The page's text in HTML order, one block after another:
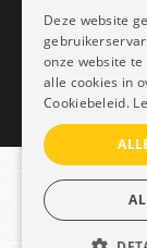
Deze website
onze website
alle cookies in
Cookiebeleid.